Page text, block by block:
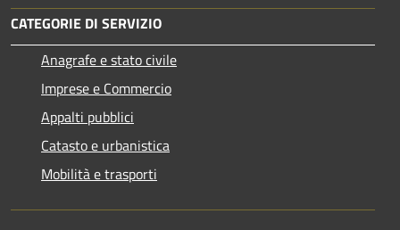
CATEGORIE DI SERVIZIO
Anagrafe e stato civile
Imprese e Commercio
Appalti pubblici
Catasto e urbanistica
Mobilità e trasporti